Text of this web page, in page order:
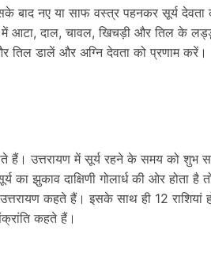
बाद नए या साफ वस्त्र पहनकर सूर्य
में आटा, दाल, चावल, खिचड़ी और तिल के
डालें और अग्नि देवता को प्रणाम करें।
हैं। उत्तरायण में सूर्य रहने के समय को शुभ
झुकाव दाक्षिणी गोलार्ध की ओर होता है
कहते हैं। इसके साथ ही 12 राशियां
कहते हैं।